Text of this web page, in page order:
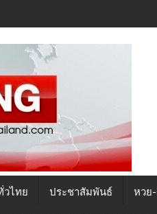
าหลักทรัพย์ผ่อนยาว 10 ปี
วไทย ประชาสัมพันธ์ หวย